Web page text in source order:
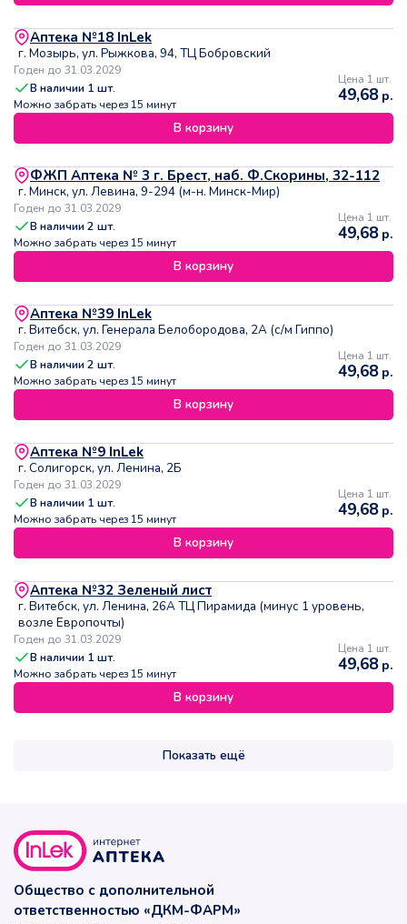
Аптека №18 InLek
г. Мозырь, ул. Рыжкова, 94, ТЦ Бобровский
Годен до 31.03.2029
В наличии 1 шт.
Можно забрать через 15 минут
Цена 1 шт.
49,68р.
В корзину
ФЖП Аптека № 3 г. Брест, наб. Ф.Скорины, 32-112
г. Минск, ул. Левина, 9-294 (м-н. Минск-Мир)
Годен до 31.03.2029
В наличии2 шт.
Можно забрать через 15 минут
Цена 1 шт.
49,68р.
В корзину
Аптека №39 InLek
г. Витебск, ул. Генерала Белобородова, 2А (с/м Гиппо)
Годен до 31.03.2029
В наличии2 шт.
Можно забрать через 15 минут
Цена 1 шт.
49,68р.
В корзину
Аптека №9 InLek
г. Солигорск, ул. Ленина, 2Б
Годен до 31.03.2029
В наличии 1 шт.
Можно забрать через 15 минут
Цена 1 шт.
49,68р.
В корзину
Аптека №32 Зеленый лист
г. Витебск, ул. Ленина, 26А ТЦ Пирамида (минус 1 уровень,
возле Европочты)
Годен до 31.03.2029
В наличии 1 шт.
Можно забрать через 15 минут
Цена 1 шт.
49,68р.
В корзину
Показать ещё
Общество с дополнительной
ответственностью «ДКМ-ФАРМ»